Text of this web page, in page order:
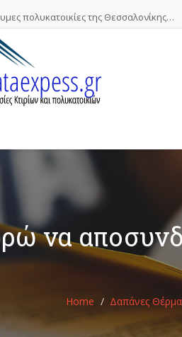
πολυκατοικίες της Θεσσαλονίκης…
: Το οικονομικό φαινόμενο…
Νόμιμες οι βραχυχρόνιες μισθώσεις…
των γιατρών προς τους…
να
Home Δαπάνες